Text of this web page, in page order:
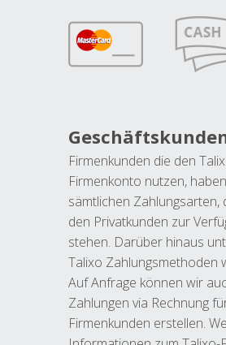
Firmenkunden die den
Firmenkonto nutzen,
sämtlichen Zahlungsarten,
den Privatkunden zur
stehen. Darüber hinaus
Talixo Zahlungsmethoden
Auf Anfrage können wir
Zahlungen via Rechnung
Firmenkunden erstellen.